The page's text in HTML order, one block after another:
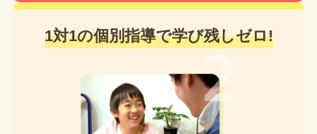
1対1の個別指導で学び残しゼロ!